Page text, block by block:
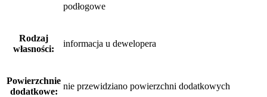
podłogowe
Rodzaj
własności:
informacja u dewelopera
Powierzchnie
dodatkowe:
nie przewidziano powierzchni dodatkowych